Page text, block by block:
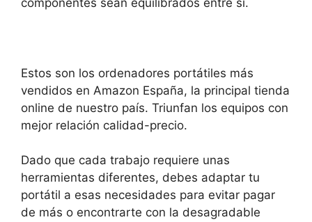
Estos son los ordenadores portátiles más
vendidos en Amazon España, la principal tienda
online de nuestro país. Triunfan los equipos con
mejor relación calidad-precio.
Dado que cada trabajo requiere unas
herramientas diferentes, debes adaptar tu
portátil a esas necesidades para evitar pagar
de más o encontrarte con la desagradable